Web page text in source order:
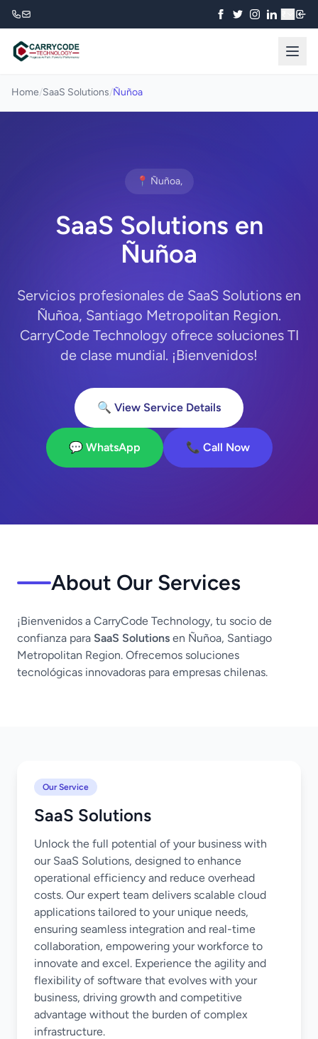
Home/SaaS Solutions/Ñuñoa
📍 Ñuñoa,
SaaS Solutions en
Ñuñoa
Servicios profesionales de SaaS Solutions en
Ñuñoa, Santiago Metropolitan Region.
CarryCode Technology ofrece soluciones TI
de clase mundial. ¡Bienvenidos!
🔍 View Service Details
💬 WhatsApp 📞 Call Now
About Our Services
¡Bienvenidos a CarryCode Technology, tu socio de
confianza para SaaS Solutions en Ñuñoa, Santiago
Metropolitan Region. Ofrecemos soluciones
tecnológicas innovadoras para empresas chilenas.
Our Service
SaaS Solutions
Unlock the full potential of your business with
our SaaS Solutions, designed to enhance
operational efficiency and reduce overhead
costs. Our expert team delivers scalable cloud
applications tailored to your unique needs,
ensuring seamless integration and real-time
collaboration, empowering your workforce to
innovate and excel. Experience the agility and
flexibility of software that evolves with your
business, driving growth and competitive
advantage without the burden of complex
infrastructure.